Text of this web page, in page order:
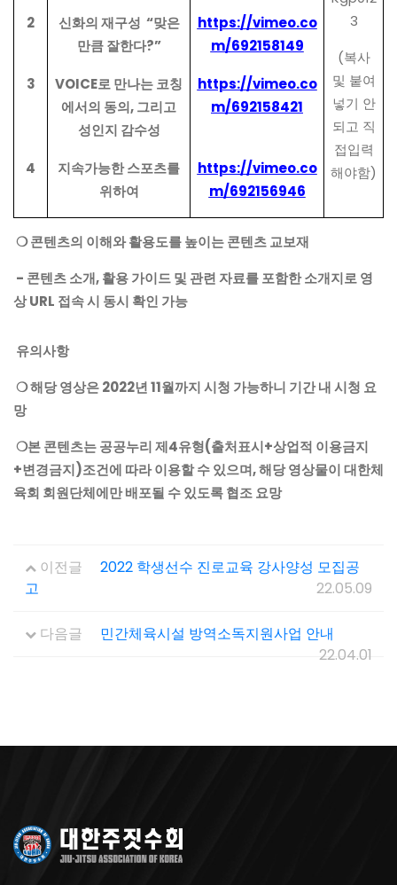
3
(복사
및 붙여
넣기 안
되고 직
접입력
해야함)
2
신화의 재구성 “맞은
만큼 잘한다?”
https://vimeo.co
m/692158149
3
VOICE로 만나는 코칭
에서의 동의, 그리고
성인지 감수성
https://vimeo.co
m/692158421
4
지속가능한 스포츠를
위하여
https://vimeo.co
m/692156946
❍ 콘텐츠의 이해와 활용도를 높이는 콘텐츠 교보재
- 콘텐츠 소개, 활용 가이드 및 관련 자료를 포함한 소개지로 영
상 URL 접속 시 동시 확인 가능
유의사항
❍ 해당 영상은 2022년 11월까지 시청 가능하니 기간 내 시청 요
망
❍본 콘텐츠는 공공누리 제4유형(출처표시+상업적 이용금지
+변경금지)조건에 따라 이용할 수 있으며, 해당 영상물이 대한체
육회 회원단체에만 배포될 수 있도록 협조 요망
이전글
2022 학생선수 진로교육 강사양성 모집공
고
22.05.09
다음글
민간체육시설 방역소독지원사업 안내
22.04.01